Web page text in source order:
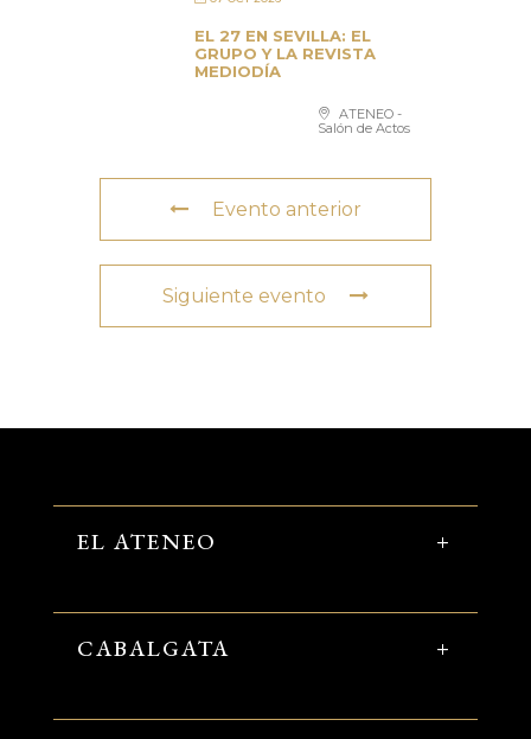
EL 27 EN SEVILLA: EL
GRUPO Y LA REVISTA
MEDIODÍA
ATENEO -
Salón de Actos
Evento anterior
Siguiente evento
EL ATENEO
CABALGATA